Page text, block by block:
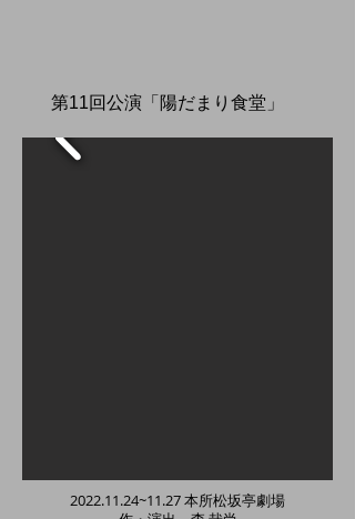
​第11回公演「陽だまり食堂」
2022.11.24~11.27 本所松坂亭劇場